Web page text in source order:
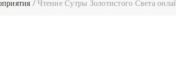
/Чтение Сутры Золотистого Света